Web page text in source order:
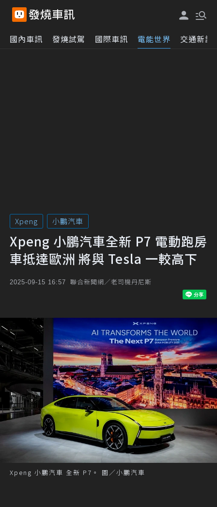
國內車訊 發燒試駕 國際車訊 電能世界 交通新訊
Xpeng 小鵬汽車
Xpeng 小鵬汽車全新 P7 電動跑房
車抵達歐洲 將與 Tesla 一較高下
2025-09-15 16:57 聯合新聞網／老司機丹尼斯
Xpeng 小鵬汽車 全新 P7。 圖／小鵬汽車